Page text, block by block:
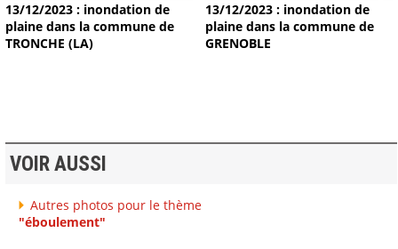
13/12/2023 : inondation de
plaine dans la commune de
TRONCHE (LA)
13/12/2023 : inondation de
plaine dans la commune de
GRENOBLE
VOIR AUSSI
Autres photos pour le thème
"éboulement"